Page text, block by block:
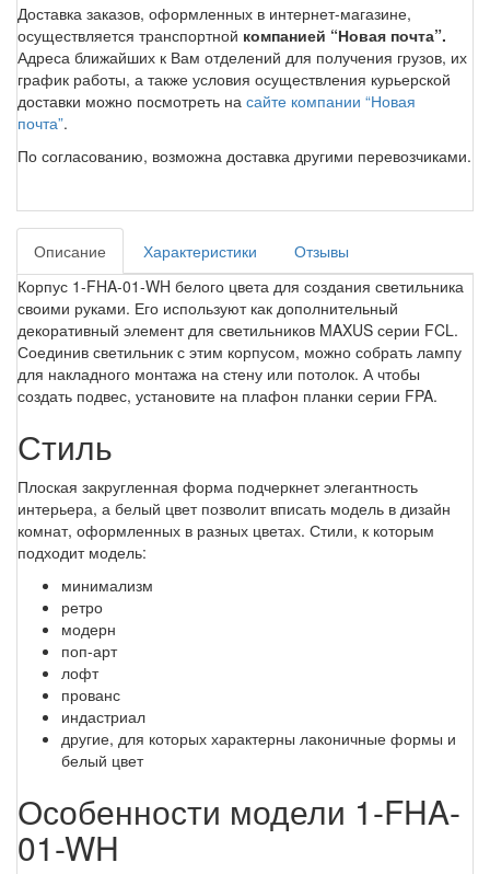
Доставка заказов, оформленных в интернет-магазине,
осуществляется транспортной компанией “Новая почта”.
Адреса ближайших к Вам отделений для получения грузов, их
график работы, а также условия осуществления курьерской
доставки можно посмотреть на сайте компании “Новая
почта”.
По согласованию, возможна доставка другими перевозчиками.
Описание Характеристики
Отзывы
Корпус 1-FHA-01-WH белого цвета для создания светильника
своими руками. Его используют как дополнительный
декоративный элемент для светильников MAXUS серии FCL.
Соединив светильник с этим корпусом, можно собрать лампу
для накладного монтажа на стену или потолок. А чтобы
создать подвес, установите на плафон планки серии FPA.
Стиль
Плоская закругленная форма подчеркнет элегантность
интерьера, а белый цвет позволит вписать модель в дизайн
комнат, оформленных в разных цветах. Стили, к которым
подходит модель:
минимализм
ретро
модерн
поп-арт
лофт
прованс
индастриал
другие, для которых характерны лаконичные формы и
белый цвет
Особенности модели 1-FHA-
01-WH